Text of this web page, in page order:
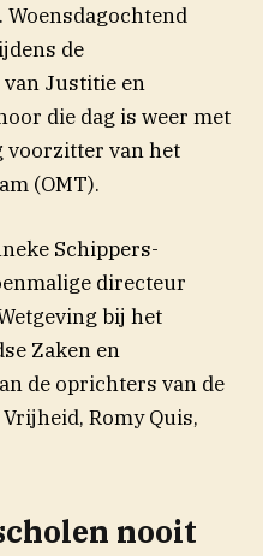
de
Justitie en
die dag is weer met
voorzitter van het
(OMT).
Schippers-
directeur
bij het
Zaken en
de oprichters van de
Romy Quis,
nooit